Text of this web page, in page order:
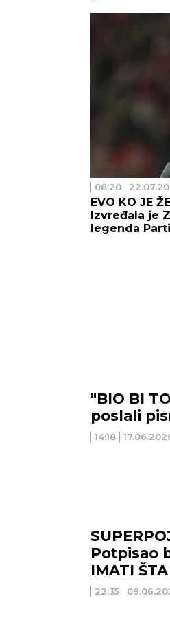
08:20
EVO KO JE
Izvređala je
legenda
14:18
"BIO BI
poslali
22:35
Potpisao
IMATI